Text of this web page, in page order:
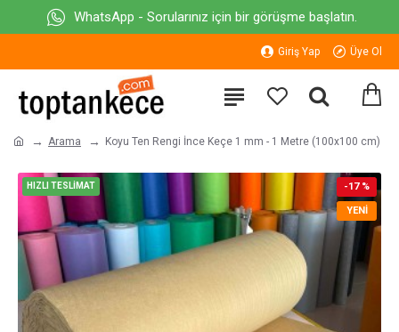
WhatsApp - Sorularınız için bir görüşme başlatın.
Giriş Yap Üye Ol
Arama Koyu Ten Rengi İnce Keçe 1 mm - 1 Metre (100x100 cm)
HIZLI TESLİMAT
YENI
-17 %